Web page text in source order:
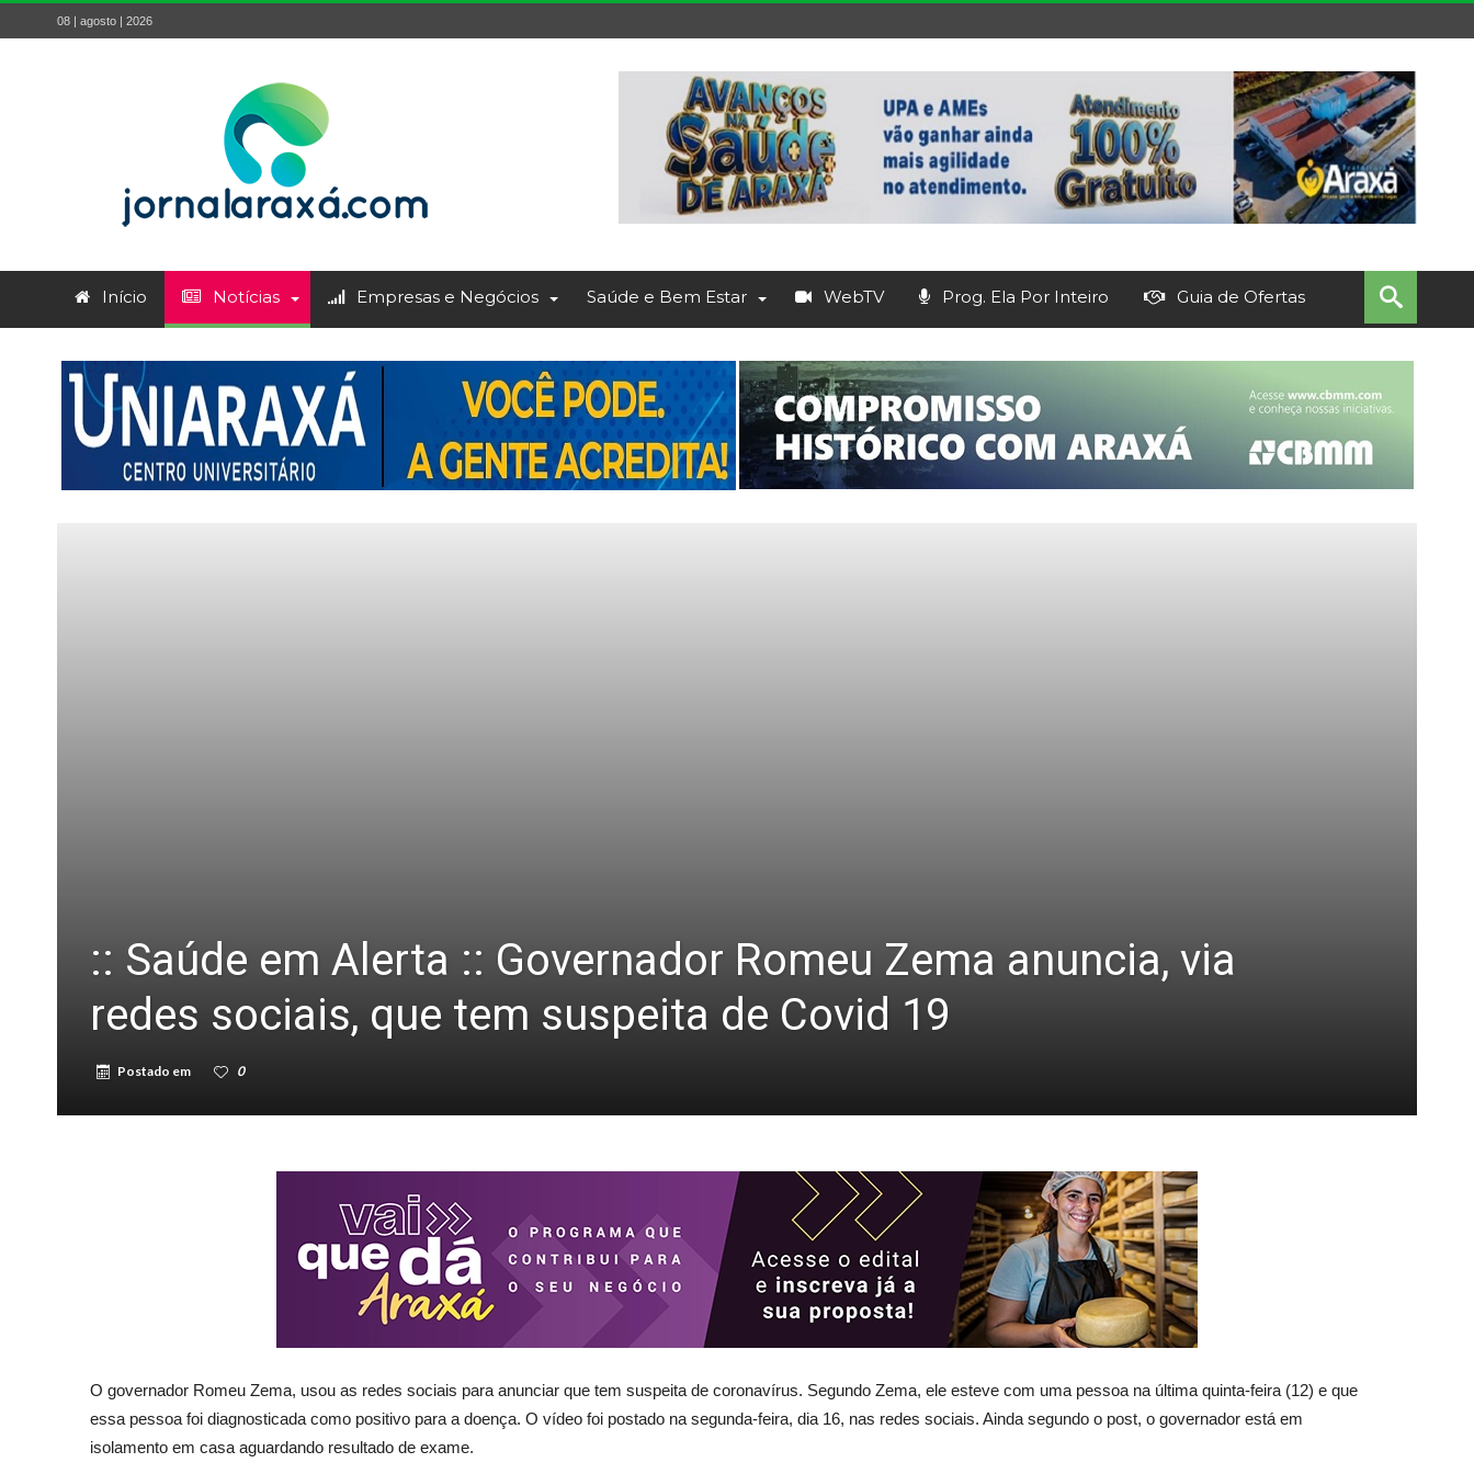
08 | agosto | 2026
Início Notícias Empresas e Negócios Saúde e Bem Estar WebTV Prog. Ela Por Inteiro Guia de Ofertas
:: Saúde em Alerta :: Governador Romeu Zema anuncia, via
redes sociais, que tem suspeita de Covid 19
Postado em 0
O governador Romeu Zema, usou as redes sociais para anunciar que tem suspeita de coronavírus. Segundo Zema, ele esteve com uma pessoa na última quinta-feira (12) e que
essa pessoa foi diagnosticada como positivo para a doença. O vídeo foi postado na segunda-feira, dia 16, nas redes sociais. Ainda segundo o post, o governador está em
isolamento em casa aguardando resultado de exame.